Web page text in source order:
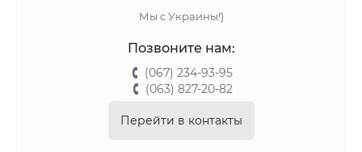
Мы с Украины!)
Позвоните нам:
(067) 234-93-95
(063) 827-20-82
Перейти в контакты